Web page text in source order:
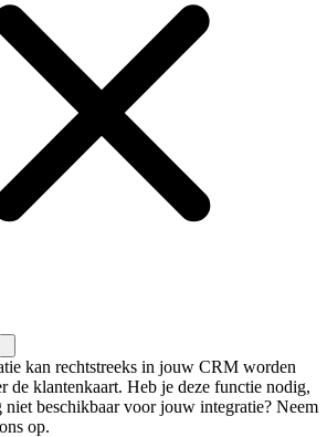
kan rechtstreeks in jouw CRM worden
de klantenkaart. Heb je deze functie nodig,
niet beschikbaar voor jouw integratie? Neem
op.